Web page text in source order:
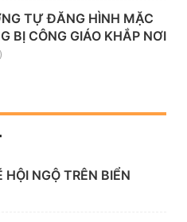
TỰ ĐĂNG HÌNH MẶC
BỊ CÔNG GIÁO KHẮP NƠI
NGỘ TRÊN BIỂN